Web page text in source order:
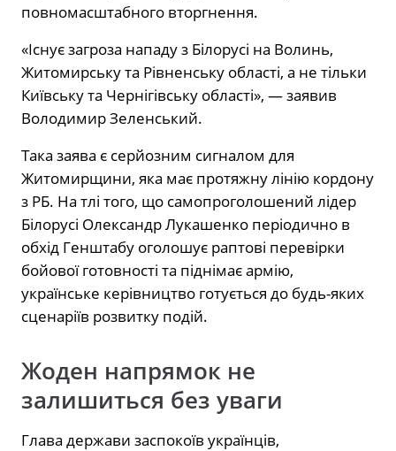
повномасштабного вторгнення.
«Існує загроза нападу з Білорусі на Волинь,
Житомирську та Рівненську області, а не тільки
Київську та Чернігівську області», — заявив
Володимир Зеленський.
Така заява є серйозним сигналом для
Житомирщини, яка має протяжну лінію кордону
з РБ. На тлі того, що самопроголошений лідер
Білорусі Олександр Лукашенко періодично в
обхід Генштабу оголошує раптові перевірки
бойової готовності та піднімає армію,
українське керівництво готується до будь-яких
сценаріїв розвитку подій.
Жоден напрямок не
залишиться без уваги
Глава держави заспокоїв українців,